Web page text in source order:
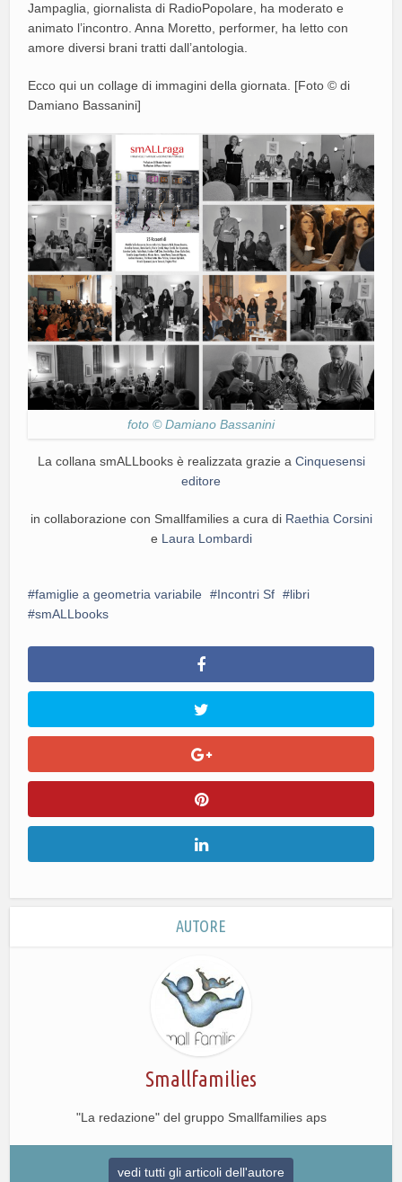
Jampaglia, giornalista di RadioPopolare, ha moderato e
animato l’incontro. Anna Moretto, performer, ha letto con
amore diversi brani tratti dall’antologia.
Ecco qui un collage di immagini della giornata. [Foto © di
Damiano Bassanini]
foto © Damiano Bassanini
La collana smALLbooks è realizzata grazie a Cinquesensi
editore
in collaborazione con Smallfamiliesa cura di Raethia Corsini
e Laura Lombardi
famiglie a geometria variabile Incontri Sf
libri
smALLbooks
AUTORE
Smallfamilies
"La redazione" del gruppo Smallfamilies aps
vedi tutti gli articoli dell'autore